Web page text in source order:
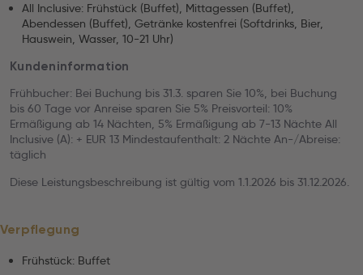
All Inclusive: Frühstück (Buffet), Mittagessen (Buffet),
Abendessen (Buffet), Getränke kostenfrei (Softdrinks, Bier,
Hauswein, Wasser, 10-21 Uhr)
Kundeninformation
Frühbucher: Bei Buchung bis 31.3. sparen Sie 10%, bei Buchung
bis 60 Tage vor Anreise sparen Sie 5% Preisvorteil: 10%
Ermäßigung ab 14 Nächten, 5% Ermäßigung ab 7-13 Nächte All
Inclusive (A): + EUR 13 Mindestaufenthalt: 2 Nächte An-/Abreise:
täglich
Diese Leistungsbeschreibung ist gültig vom 1.1.2026 bis 31.12.2026.
Verpflegung
Frühstück: Buffet